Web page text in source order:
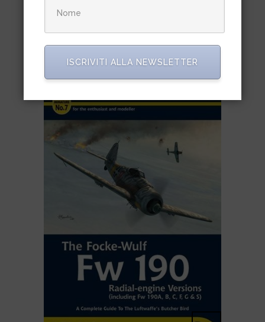
Ali d’Italia N. 17 – C.R.D.A. Cant
Z501
ISCRIVITI ALLA NEWSLETTER